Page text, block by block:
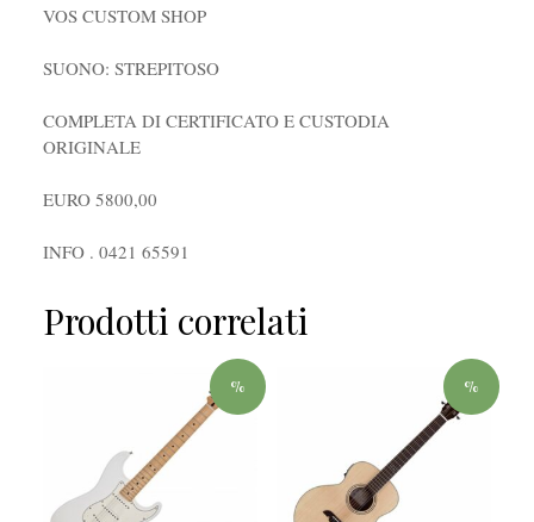
VOS CUSTOM SHOP
SUONO: STREPITOSO
COMPLETA DI CERTIFICATO E CUSTODIA
ORIGINALE
EURO 5800,00
INFO . 0421 65591
Prodotti correlati
% %